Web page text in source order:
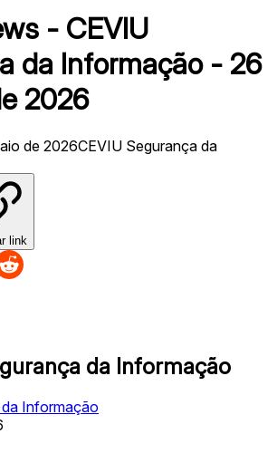
- CEVIU
da Informação - 26
2026
de 2026CEVIU Segurança da
link
da Informação
Informação